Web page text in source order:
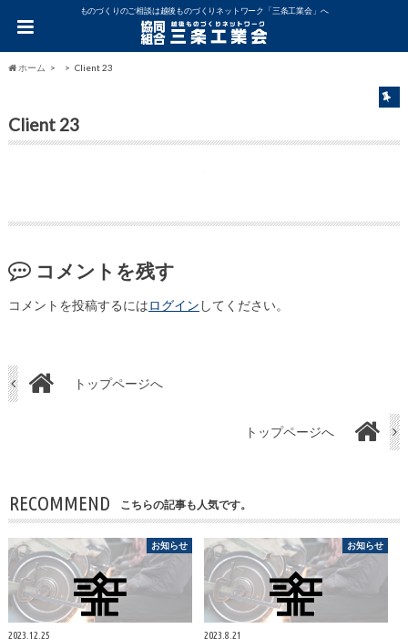
ものづくりのご相談は越後ものづくりネットワーク「三条工業会」へ
ホーム Client 23
Client 23
コメントを残す
コメントを投稿するにはログイン してください。
トップページへ
トップページへ
RECOMMEND こちらの記事も人気です。
お知らせ
2023.12.25
お知らせ
2023.8.21